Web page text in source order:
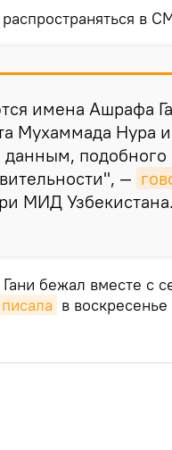
в
имена Ашрафа
Мухаммада Нура и
подобного
—
МИД Узбекистана.
бежал вместе с
писала в